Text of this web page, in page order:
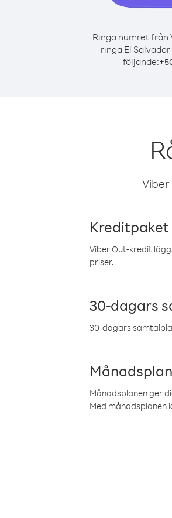
Ringa numret från
ringa El
följande:+
Kreditpaket
Viber Out-kredit
priser.
30-dagars
30-dagars
Månadsplanen ger
Med månadsplanen